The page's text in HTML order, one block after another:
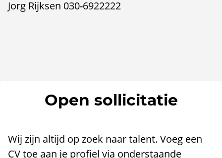
Jorg Rijksen 030-6922222
Open sollicitatie
Wij zijn altijd op zoek naar talent. Voeg een
CV toe aan je profiel via onderstaande